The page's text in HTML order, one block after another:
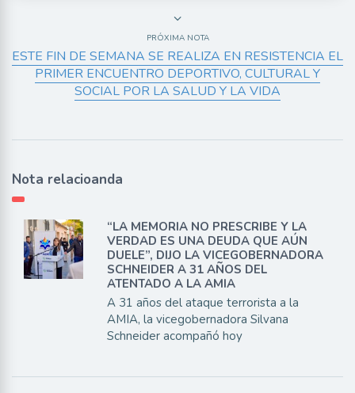
PRÓXIMA NOTA
ESTE FIN DE SEMANA SE REALIZA EN RESISTENCIA EL
PRIMER ENCUENTRO DEPORTIVO, CULTURAL Y
SOCIAL POR LA SALUD Y LA VIDA
Nota relacioanda
“LA MEMORIA NO PRESCRIBE Y LA
VERDAD ES UNA DEUDA QUE AÚN
DUELE”, DIJO LA VICEGOBERNADORA
SCHNEIDER A 31 AÑOS DEL
ATENTADO A LA AMIA
A 31 años del ataque terrorista a la
AMIA, la vicegobernadora Silvana
Schneider acompañó hoy